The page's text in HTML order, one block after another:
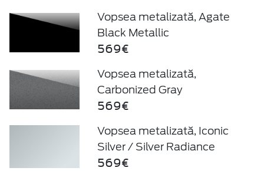
Vopsea metalizată, Agate
Black Metallic
569€
Vopsea metalizată,
Carbonized Gray
569€
Vopsea metalizată, Iconic
Silver / Silver Radiance
569€